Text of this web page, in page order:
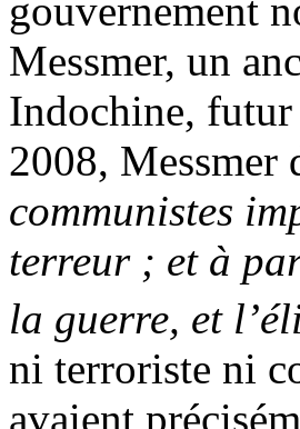
gouvernement
Messmer, un
Indochine, futur
2008, Messmer
communistes
terreur ; et à
la guerre, et
ni terroriste ni
avaient